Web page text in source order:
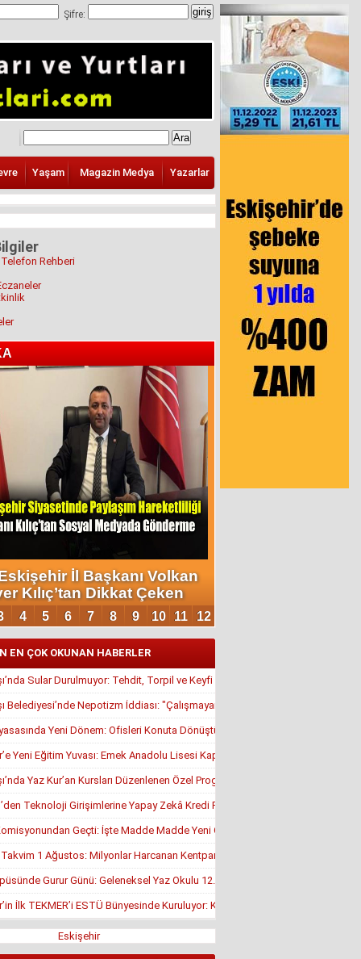
Şifre:
Yaşam Magazin Medya Yazarlar
Rehberi
EN ÇOK OKUNAN HABERLER
Sular Durulmuyor: Tehdit, Torpil ve Keyfi Atamalar Gündemde
Belediyesi’nde Nepotizm İddiası: "Çalışmayan Kaldı, Çavuş İstifa Ettirildi"
Yeni Dönem: Ofisleri Konuta Dönüştürmek İçin Son Tarih 1
Yeni Eğitim Yuvası: Emek Anadolu Lisesi Kapılarını Açmaya Hazırlanıyor
Yaz Kur’an Kursları Düzenlenen Özel Programla Açıldı
Teknoloji Girişimlerine Yapay Zekâ Kredi Programı
Geçti: İşte Madde Madde Yeni Öğrenci Affı Rehberi
Takvim 1 Ağustos: Milyonlar Harcanan Kentpark Plajı Ne Zaman Açılacak?
Gurur Günü: Geleneksel Yaz Okulu 12. Kez Kapanış Yaptı
İlk TEKMER’i ESTÜ Bünyesinde Kuruluyor: KOSGEB Onayı Geldi
Eskişehir